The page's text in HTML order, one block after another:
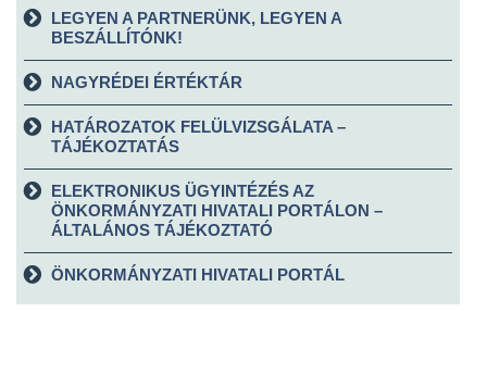
LEGYEN A PARTNERÜNK, LEGYEN A
BESZÁLLÍTÓNK!
NAGYRÉDEI ÉRTÉKTÁR
HATÁROZATOK FELÜLVIZSGÁLATA –
TÁJÉKOZTATÁS
ELEKTRONIKUS ÜGYINTÉZÉS AZ
ÖNKORMÁNYZATI HIVATALI PORTÁLON –
ÁLTALÁNOS TÁJÉKOZTATÓ
ÖNKORMÁNYZATI HIVATALI PORTÁL